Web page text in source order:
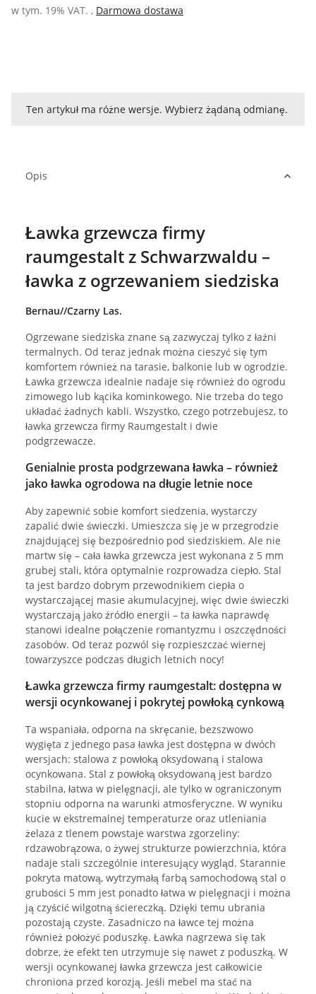
w tym. 19% VAT. , Darmowa dostawa
x
Ten artykuł ma różne wersje. Wybierz żądaną odmianę.
Opis
Ławka grzewcza firmy
raumgestalt z Schwarzwaldu –
ławka z ogrzewaniem siedziska
Bernau//Czarny Las.
Ogrzewane siedziska znane są zazwyczaj tylko z łaźni
termalnych. Od teraz jednak można cieszyć się tym
komfortem również na tarasie, balkonie lub w ogrodzie.
Ławka grzewcza idealnie nadaje się również do ogrodu
zimowego lub kącika kominkowego. Nie trzeba do tego
układać żadnych kabli. Wszystko, czego potrzebujesz, to
ławka grzewcza firmy Raumgestalt i dwie
podgrzewacze.
Genialnie prosta podgrzewana ławka – również
jako ławka ogrodowa na długie letnie noce
Aby zapewnić sobie komfort siedzenia, wystarczy
zapalić dwie świeczki. Umieszcza się je w przegrodzie
znajdującej się bezpośrednio pod siedziskiem. Ale nie
martw się – cała ławka grzewcza jest wykonana z 5 mm
grubej stali, która optymalnie rozprowadza ciepło. Stal
ta jest bardzo dobrym przewodnikiem ciepła o
wystarczającej masie akumulacyjnej, więc dwie świeczki
wystarczają jako źródło energii – ta ławka naprawdę
stanowi idealne połączenie romantyzmu i oszczędności
zasobów. Od teraz pozwól się rozpieszczać wiernej
towarzyszce podczas długich letnich nocy!
Ławka grzewcza firmy raumgestalt: dostępna w
wersji ocynkowanej i pokrytej powłoką cynkową
Ta wspaniała, odporna na skręcanie, bezszwowo
wygięta z jednego pasa ławka jest dostępna w dwóch
wersjach: stalowa z powłoką oksydowaną i stalowa
ocynkowana. Stal z powłoką oksydowaną jest bardzo
stabilna, łatwa w pielęgnacji, ale tylko w ograniczonym
stopniu odporna na warunki atmosferyczne. W wyniku
kucie w ekstremalnej temperaturze oraz utleniania
żelaza z tlenem powstaje warstwa zgorzeliny:
rdzawobrązowa, o żywej strukturze powierzchnia, która
nadaje stali szczególnie interesujący wygląd. Starannie
pokryta matową, wytrzymałą farbą samochodową stal o
grubości 5 mm jest ponadto łatwa w pielęgnacji i można
ją czyścić wilgotną ściereczką. Dzięki temu ubrania
pozostają czyste. Zasadniczo na ławce tej można
również położyć poduszkę. Ławka nagrzewa się tak
dobrze, że efekt ten utrzymuje się nawet z poduszką. W
wersji ocynkowanej ławka grzewcza jest całkowicie
chroniona przed korozją. Jeśli mebel ma stać na